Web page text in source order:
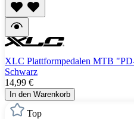
XLC Plattformpedalen MTB
Schwarz
14,99 €
In den Warenkorb
Top